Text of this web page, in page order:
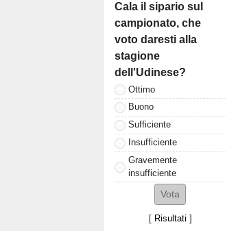
Cala il sipario sul
campionato, che
voto daresti alla
stagione
dell'Udinese?
Ottimo
Buono
Sufficiente
Insufficiente
Gravemente
insufficiente
[ Risultati ]